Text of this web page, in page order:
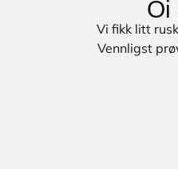
Oi
Vi fikk litt
Vennligst